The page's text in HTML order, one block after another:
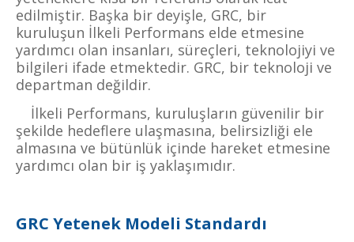
edilmiştir. Başka bir deyişle, GRC, bir
kuruluşun İlkeli Performans elde etmesine
yardımcı olan insanları, süreçleri, teknolojiyi ve
bilgileri ifade etmektedir. GRC, bir teknoloji ve
departman değildir.
İlkeli Performans, kuruluşların güvenilir bir
şekilde hedeflere ulaşmasına, belirsizliği ele
almasına ve bütünlük içinde hareket etmesine
yardımcı olan bir iş yaklaşımıdır.
GRC Yetenek Modeli Standardı